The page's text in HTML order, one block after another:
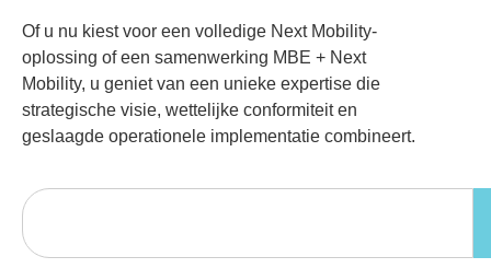
Of u nu kiest voor een volledige Next Mobility-
oplossing of een samenwerking MBE + Next
Mobility, u geniet van een unieke expertise die
strategische visie, wettelijke conformiteit en
geslaagde operationele implementatie combineert.